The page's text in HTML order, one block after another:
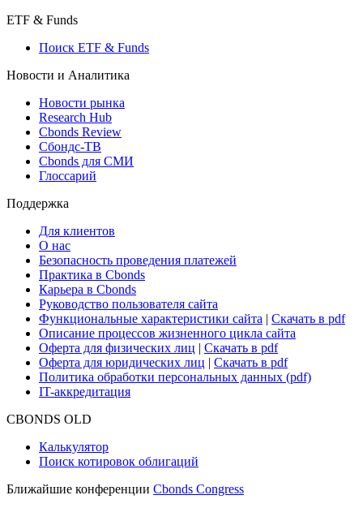
ETF & Funds
Поиск ETF & Funds
Новости и Аналитика
Новости рынка
Research Hub
Cbonds Review
Сбондс-ТВ
Cbonds для СМИ
Глоссарий
Поддержка
Для клиентов
О нас
Безопасность проведения платежей
Практика в Cbonds
Карьера в Cbonds
Руководство пользователя сайта
Функциональные характеристики сайта | Скачать в pdf
Описание процессов жизненного цикла сайта
Оферта для физических лиц | Скачать в pdf
Оферта для юридических лиц | Скачать в pdf
Политика обработки персональных данных (pdf)
IT-аккредитация
CBONDS OLD
Калькулятор
Поиск котировок облигаций
Ближайшие конференции Cbonds Congress